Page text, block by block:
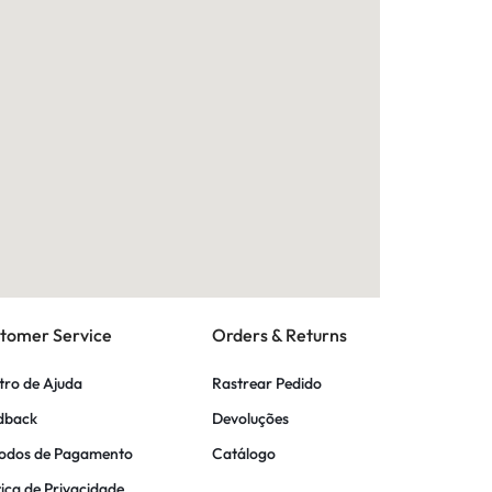
Service
de Ajuda
de Pagamento
Orders & Returns
Rastrear Pedido
Devoluções
Catálogo